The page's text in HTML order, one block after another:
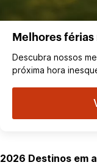
Melhores
Descubra nossos
próxima hora
2026 Destinos em